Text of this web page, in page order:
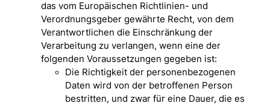
das vom Europäischen Richtlinien- und
Verordnungsgeber gewährte Recht, von dem
Verantwortlichen die Einschränkung der
Verarbeitung zu verlangen, wenn eine der
folgenden Voraussetzungen gegeben ist:
Die Richtigkeit der personenbezogenen
Daten wird von der betroffenen Person
bestritten, und zwar für eine Dauer, die es